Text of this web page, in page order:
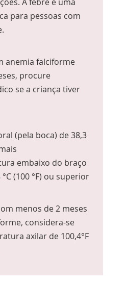
para pessoas com
anemia falciforme
procure
se a criança tiver
(pela boca) de 38,3
embaixo do braço
(100 °F) ou superior
menos de 2 meses
considera-se
axilar de 100,4°F